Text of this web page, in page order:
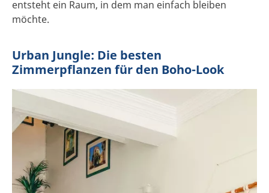
entsteht ein Raum, in dem man einfach bleiben
möchte.
Urban Jungle: Die besten
Zimmerpflanzen für den Boho-Look